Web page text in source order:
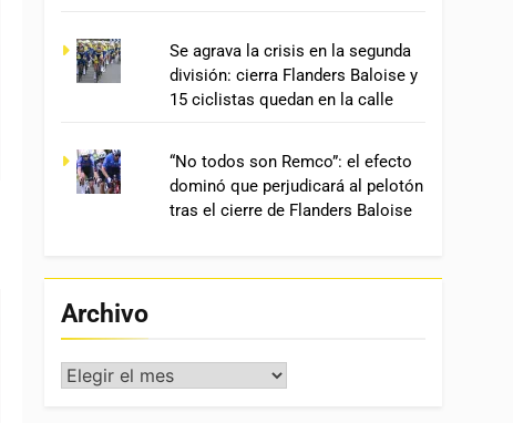
Se agrava la crisis en la segunda
división: cierra Flanders Baloise y
15 ciclistas quedan en la calle
“No todos son Remco”: el efecto
dominó que perjudicará al pelotón
tras el cierre de Flanders Baloise
Archivo
Archivo